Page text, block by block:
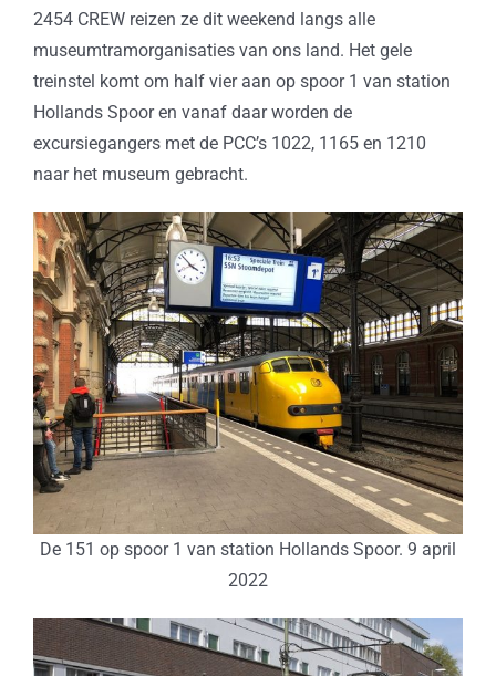
2454 CREW reizen ze dit weekend langs alle
museumtramorganisaties van ons land. Het gele
treinstel komt om half vier aan op spoor 1 van station
Hollands Spoor en vanaf daar worden de
excursiegangers met de PCC’s 1022, 1165 en 1210
naar het museum gebracht.
De 151 op spoor 1 van station Hollands Spoor. 9 april
2022